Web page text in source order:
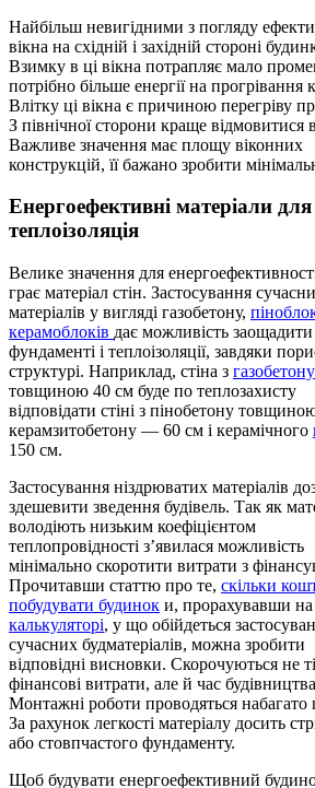
Найбільш невигідними з погляду
вікна на східній і західній стороні
Взимку в ці вікна потрапляє мало
потрібно більше енергії на прогрівання
Влітку ці вікна є причиною перегріву
З північної сторони краще відмовитися
Важливе значення має площу віконних
конструкцій, її бажано зробити
Енергоефективні матеріали для
теплоізоляція
Велике значення для
грає матеріал стін. Застосування
матеріалів у вигляді газобетону,
керамоблоків дає можливість
фундаменті і теплоізоляції, завдяки
структурі. Наприклад, стіна з газобетону
товщиною 40 см буде по теплозахисту
відповідати стіні з пінобетону
керамзитобетону — 60 см і керамічного
150 см.
Застосування ніздрюватих матеріалів
здешевити зведення будівель. Так як
володіють низьким коефіцієнтом
теплопровідності з’явилася можливість
мінімально скоротити витрати з
Прочитавши статтю про те, скільки
побудувати будинок и, прорахувавши на
калькуляторі, у що обійдеться
сучасних будматеріалів, можна зробити
відповідні висновки. Скорочуються не
фінансові витрати, але й час
Монтажні роботи проводяться
За рахунок легкості матеріалу досить
або стовпчастого фундаменту.
Щоб будувати енергоефективний